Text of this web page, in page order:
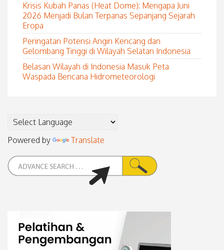
Krisis Kubah Panas (Heat Dome): Mengapa Juni
2026 Menjadi Bulan Terpanas Sepanjang Sejarah
Eropa
Peringatan Potensi Angin Kencang dan
Gelombang Tinggi di Wilayah Selatan Indonesia
Belasan Wilayah di Indonesia Masuk Peta
Waspada Bencana Hidrometeorologi
Powered by Translate